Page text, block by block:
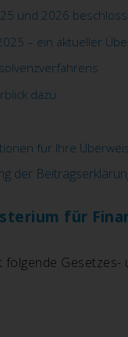
und 2026
– ein aktueller
dazu
für Ihre
der
für